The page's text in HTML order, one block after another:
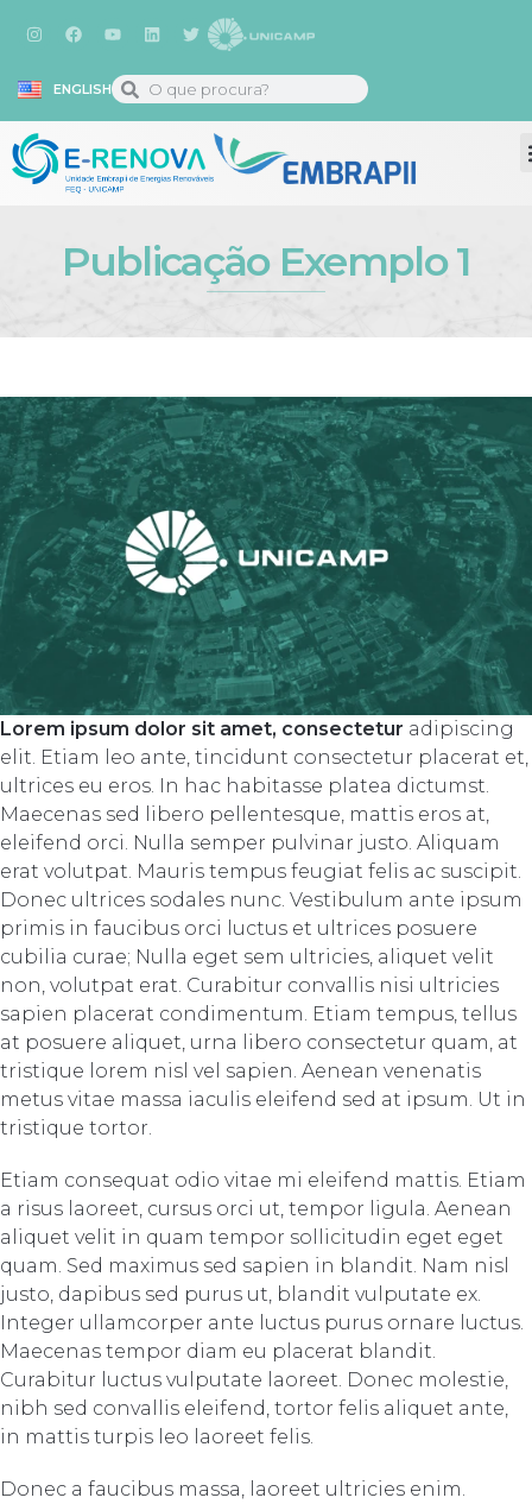
ENGLISH
Publicação Exemplo 1
Lorem ipsum dolor sit amet, consectetur adipiscing
elit. Etiam leo ante, tincidunt consectetur placerat et,
ultrices eu eros. In hac habitasse platea dictumst.
Maecenas sed libero pellentesque, mattis eros at,
eleifend orci. Nulla semper pulvinar justo. Aliquam
erat volutpat. Mauris tempus feugiat felis ac suscipit.
Donec ultrices sodales nunc. Vestibulum ante ipsum
primis in faucibus orci luctus et ultrices posuere
cubilia curae; Nulla eget sem ultricies, aliquet velit
non, volutpat erat. Curabitur convallis nisi ultricies
sapien placerat condimentum. Etiam tempus, tellus
at posuere aliquet, urna libero consectetur quam, at
tristique lorem nisl vel sapien. Aenean venenatis
metus vitae massa iaculis eleifend sed at ipsum. Ut in
tristique tortor.
Etiam consequat odio vitae mi eleifend mattis. Etiam
a risus laoreet, cursus orci ut, tempor ligula. Aenean
aliquet velit in quam tempor sollicitudin eget eget
quam. Sed maximus sed sapien in blandit. Nam nisl
justo, dapibus sed purus ut, blandit vulputate ex.
Integer ullamcorper ante luctus purus ornare luctus.
Maecenas tempor diam eu placerat blandit.
Curabitur luctus vulputate laoreet. Donec molestie,
nibh sed convallis eleifend, tortor felis aliquet ante,
in mattis turpis leo laoreet felis.
Donec a faucibus massa, laoreet ultricies enim.